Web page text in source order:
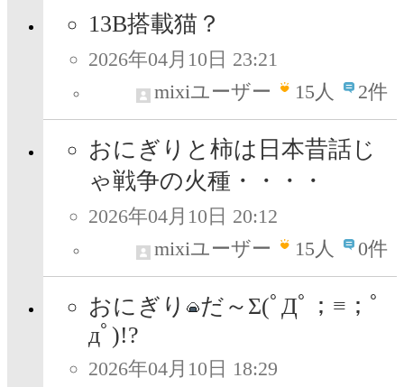
13B搭載猫？
2026年04月10日 23:21
mixiユーザー
15人 2件
おにぎりと柿は日本昔話じ
ゃ戦争の火種・・・・
2026年04月10日 20:12
mixiユーザー
15人 0件
おにぎり
だ～Σ(ﾟДﾟ；≡；ﾟ
дﾟ)!?
2026年04月10日 18:29